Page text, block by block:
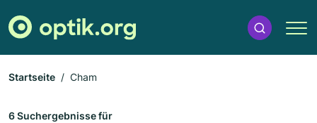
Startseite Cham
6 Suchergebnisse für